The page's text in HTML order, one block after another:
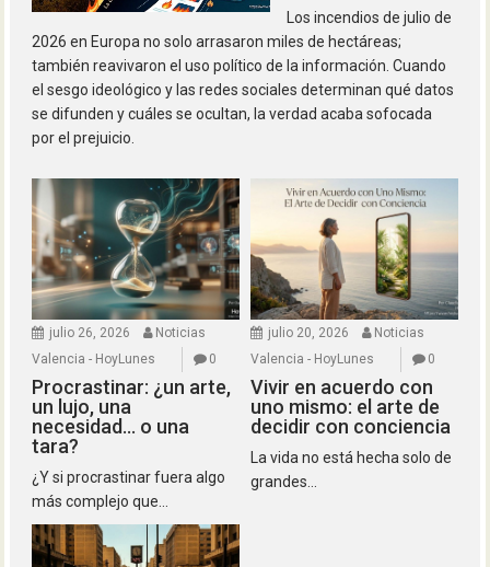
Los incendios de julio de
2026 en Europa no solo arrasaron miles de hectáreas;
también reavivaron el uso político de la información. Cuando
el sesgo ideológico y las redes sociales determinan qué datos
se difunden y cuáles se ocultan, la verdad acaba sofocada
por el prejuicio.
julio 26, 2026
Noticias
Valencia - HoyLunes
0
Procrastinar: ¿un arte,
un lujo, una
necesidad… o una
tara?
¿Y si procrastinar fuera algo
más complejo que...
julio 20, 2026
Noticias
Valencia - HoyLunes
0
Vivir en acuerdo con
uno mismo: el arte de
decidir con conciencia
La vida no está hecha solo de
grandes...